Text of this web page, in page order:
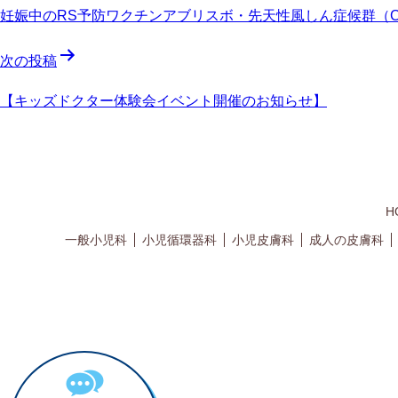
シ
ョ
妊娠中のRS予防ワクチンアブリスボ・先天性風しん症候群
次の投稿
【キッズドクター体験会イベント開催のお知らせ】
一般小児科
小児循環器科 小児皮膚科 成人の皮膚科